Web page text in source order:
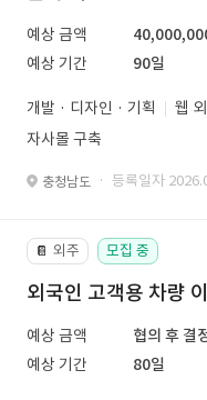
예상 금액
예상 기간
90일
개발 · 디자인 · 기획
웹
자사몰 구축
충청남도 · 등록일자
📔 외주 모집 중
외국인 고객용 차량
예상 금액
협의 후 결
예상 기간
80일